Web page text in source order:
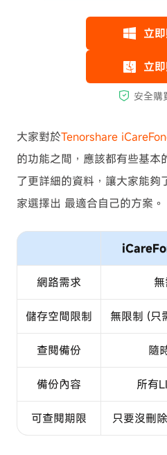
大家對於Tenorshare
的功能之間，應該都有些基本
了更詳細的資料，讓大家能夠
家選擇出 最適合自己的方案。
網路需求
儲存空間限制 無限制 (只
查閱備份 隨
備份內容 所有
可查閱期限 只要沒刪